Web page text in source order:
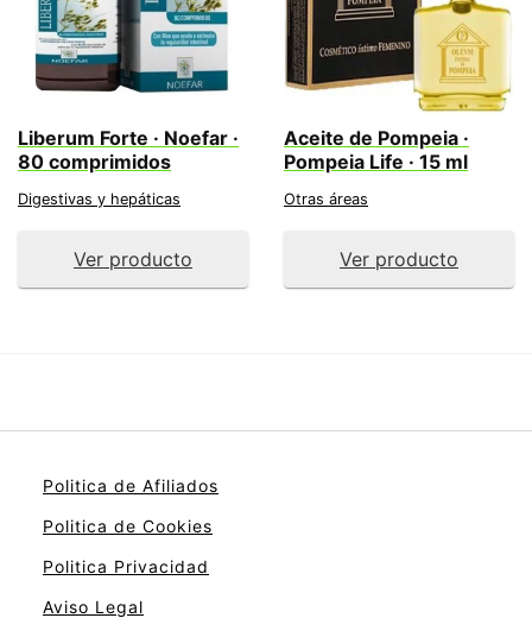
Liberum Forte · Noefar ·
80 comprimidos
Digestivas y hepáticas
Ver producto
Aceite de Pompeia ·
Pompeia Life · 15 ml
Otras áreas
Ver producto
Politica de Afiliados
Politica de Cookies
Politica Privacidad
Aviso Legal